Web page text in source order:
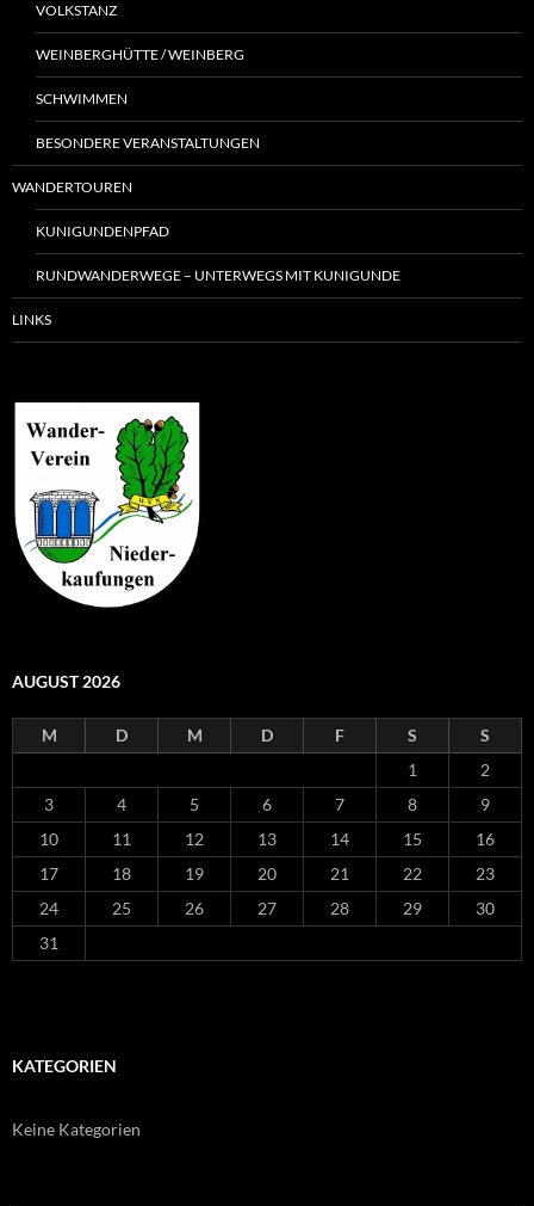
VOLKSTANZ
WEINBERGHÜTTE / WEINBERG
SCHWIMMEN
BESONDERE VERANSTALTUNGEN
WANDERTOUREN
KUNIGUNDENPFAD
RUNDWANDERWEGE – UNTERWEGS MIT KUNIGUNDE
LINKS
AUGUST 2026
M D M D F S
S
1
2
3
4 5 6 7 8
9
10
11 12 13 14 15
16
17
18 19 20 21 22
23
24
25 26 27 28 29
30
31
KATEGORIEN
Keine Kategorien